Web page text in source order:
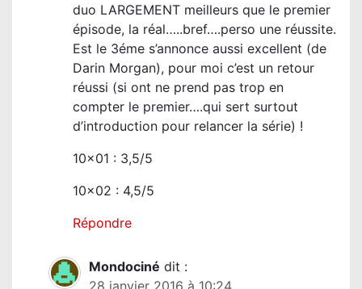
duo LARGEMENT meilleurs que le premier
épisode, la réal…..bref….perso une réussite.
Est le 3éme s’annonce aussi excellent (de
Darin Morgan), pour moi c’est un retour
réussi (si ont ne prend pas trop en
compter le premier….qui sert surtout
d’introduction pour relancer la série) !
10×01 : 3,5/5
10×02 : 4,5/5
Répondre
Mondociné dit :